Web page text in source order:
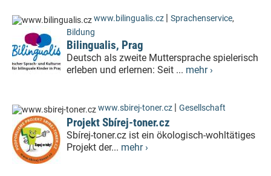
www.bilingualis.cz | Sprachenservice,
Bildung
Bilingualis, Prag
Deutsch als zweite Muttersprache spielerisch
erleben und erlernen: Seit ... mehr ›
www.sbirej-toner.cz | Gesellschaft
Projekt Sbírej-toner.cz
Sbírej-toner.cz ist ein ökologisch-wohltätiges
Projekt der... mehr ›